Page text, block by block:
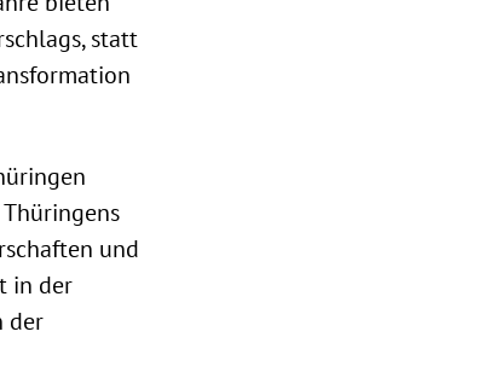
statt
und
in der
der